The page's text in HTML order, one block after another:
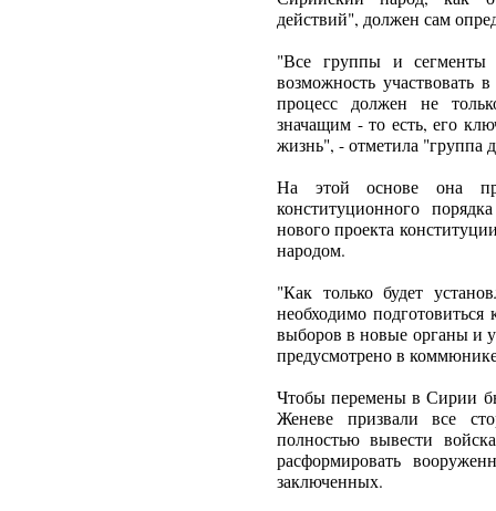
действий", должен сам
"Все группы и
возможность участвовать
процесс должен не
значащим - то есть, его
жизнь", - отметила "группа
На этой основе она
конституционного
нового проекта
народом.
"Как только будет
необходимо
выборов в новые органы и
предусмотрено в
Чтобы перемены в Сирии
Женеве призвали все
полностью вывести
расформировать
заключенных.